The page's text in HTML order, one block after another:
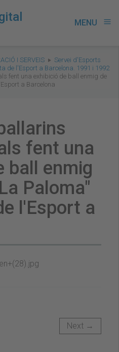
MENU menu
I SERVEIS
Servei d'Esports
de l'Esport a Barcelona. 1991 i 1992
fent una exhibició de ball enmig de
a Barcelona
fent una
ball enmig
Paloma"
l'Esport a
Next →